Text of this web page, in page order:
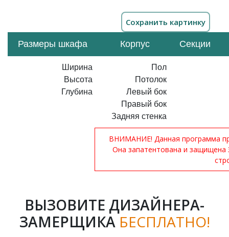
Размеры шкафа Корпус Секции
Ширина
Высота
Глубина
Пол
Потолок
Левый бок
Правый бок
Задняя стенка
ВНИМАНИЕ! Данная программа
Она запатентована и
ВЫЗОВИТЕ ДИЗАЙНЕРА-
ЗАМЕРЩИКА БЕСПЛАТНО!